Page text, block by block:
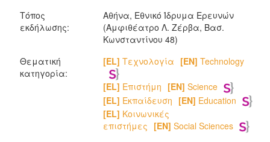
Τόπος
εκδήλωσης:
Αθήνα, Εθνικό Ίδρυμα Ερευνών
(Αμφιθέατρο Λ. Ζέρβα, Bασ.
Κωνσταντίνου 48)
Θεματική
κατηγορία:
[EL] Τεχνολογία [EN] Technology
[EL] Επιστήμη [EN] Science
[EL] Εκπαίδευση [EN] Education
[EL] Κοινωνικές
επιστήμες [EN] Social Sciences